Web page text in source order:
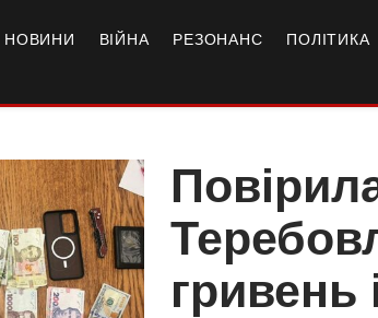
НОВИНИ ВІЙНА РЕЗОНАНС ПОЛІТИКА
гривень